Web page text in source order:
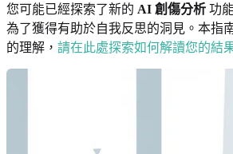
您可能已經探索了新的 AI 創傷分析 功
為了獲得有助於自我反思的洞見。本指
的理解， 請在此處探索如何解讀您的結